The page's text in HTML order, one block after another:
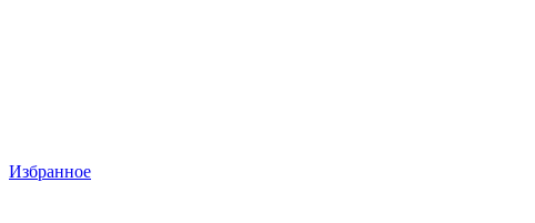
Избранное